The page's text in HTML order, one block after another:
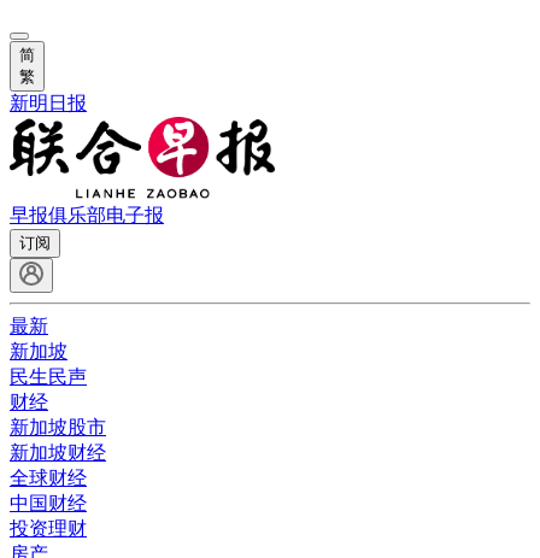
简
繁
新明日报
早报俱乐部电子报
订阅
最新
新加坡
民生民声
财经
新加坡股市
新加坡财经
全球财经
中国财经
投资理财
房产